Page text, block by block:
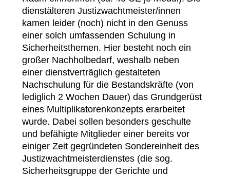
dienstälteren Justizwachtmeister/innen
kamen leider (noch) nicht in den Genuss
einer solch umfassenden Schulung in
Sicherheitsthemen. Hier besteht noch ein
großer Nachholbedarf, weshalb neben
einer dienstverträglich gestalteten
Nachschulung für die Bestandskräfte (von
lediglich 2 Wochen Dauer) das Grundgerüst
eines Multiplikatorenkonzepts erarbeitet
wurde. Dabei sollen besonders geschulte
und befähigte Mitglieder einer bereits vor
einiger Zeit gegründeten Sondereinheit des
Justizwachtmeisterdienstes (die sog.
Sicherheitsgruppe der Gerichte und